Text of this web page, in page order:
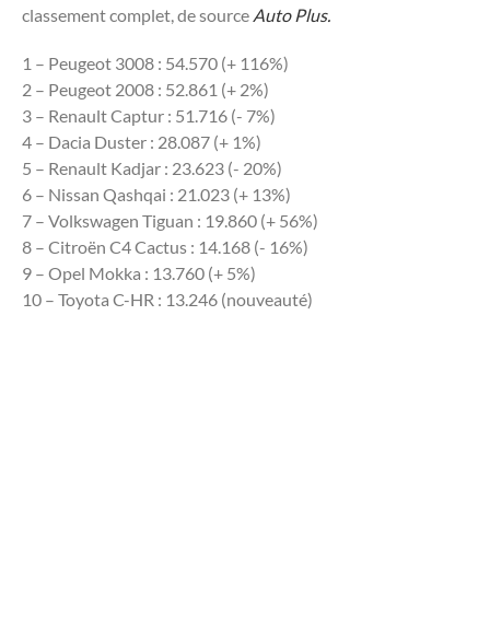
classement complet, de source Auto Plus.
1 – Peugeot 3008 : 54.570 (+ 116%)
2 – Peugeot 2008 : 52.861 (+ 2%)
3 – Renault Captur : 51.716 (- 7%)
4 – Dacia Duster : 28.087 (+ 1%)
5 – Renault Kadjar : 23.623 (- 20%)
6 – Nissan Qashqai : 21.023 (+ 13%)
7 – Volkswagen Tiguan : 19.860 (+ 56%)
8 – Citroën C4 Cactus : 14.168 (- 16%)
9 – Opel Mokka : 13.760 (+ 5%)
10 – Toyota C-HR : 13.246 (nouveauté)